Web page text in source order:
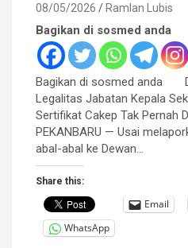
08/05/2026 Ramlan Lubis
Bagikan di sosmed anda
Bagikan di sosmed anda
Legalitas Jabatan Kepala
Sertifikat Cakep Tak Pernah
PEKANBARU — Usai
abal-abal ke Dewan…
Share this:
Email
WhatsApp